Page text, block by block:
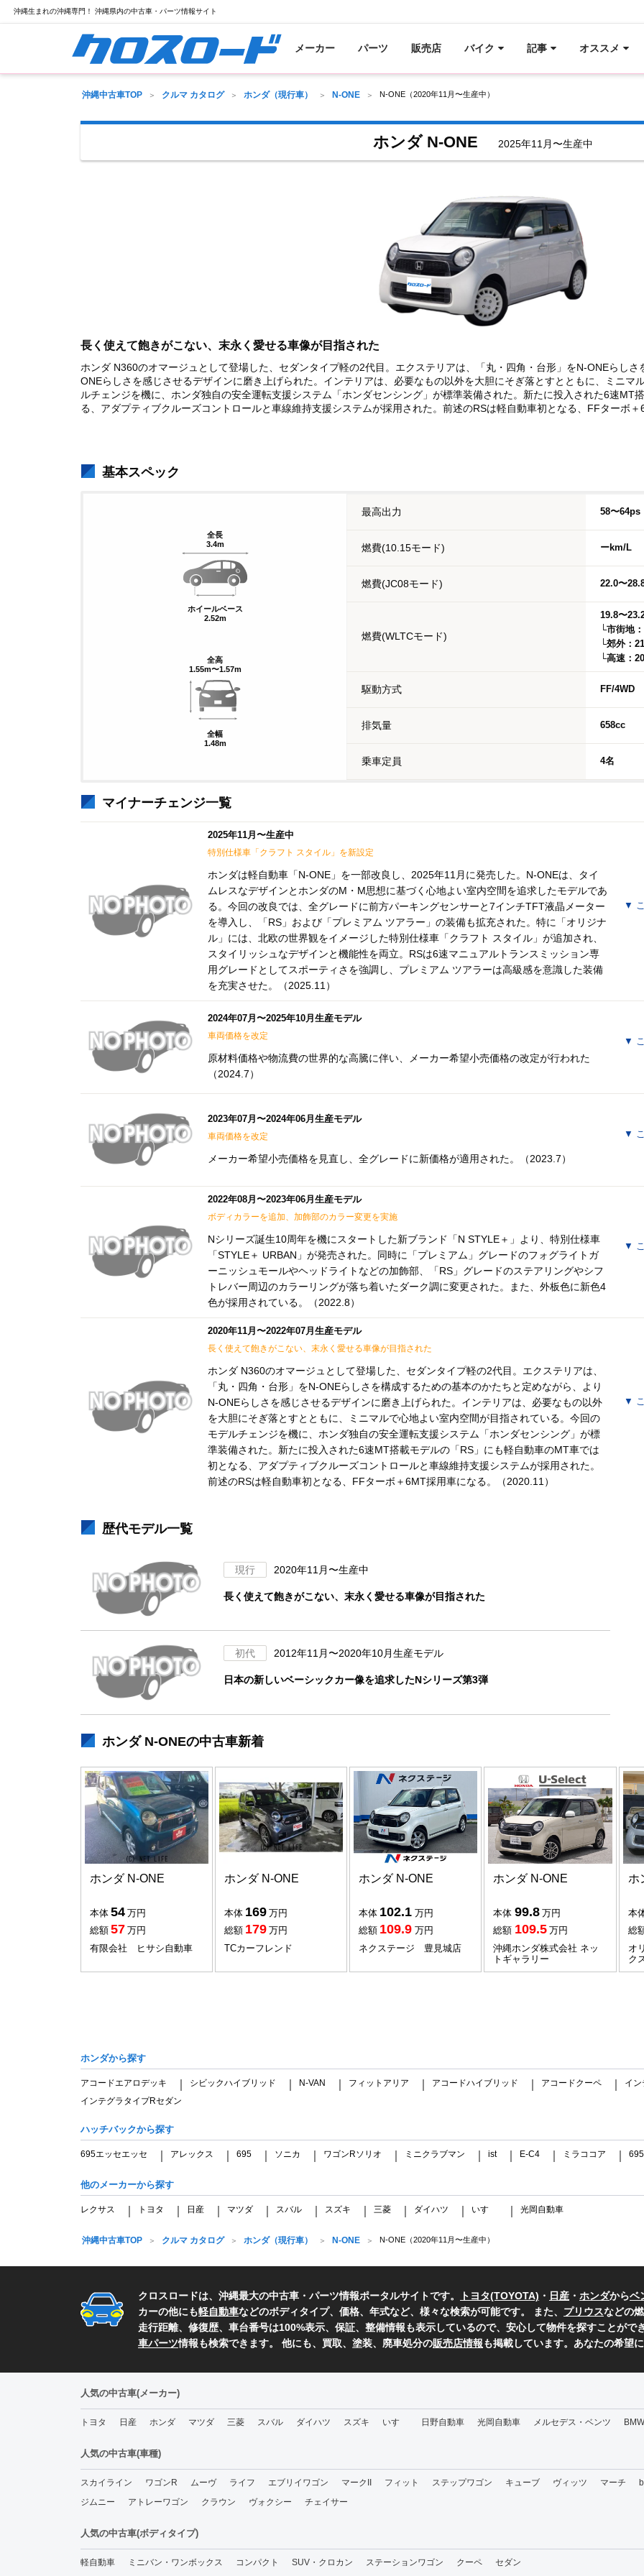
沖縄生まれの沖縄専門！ 沖縄県内の中古車・パーツ情報サイト
メーカー パーツ 販売店 バイク 記事 オススメ
沖縄中古車TOP クルマ カタログ ホンダ（現行車） N-ONE N-ONE（2020年11月〜生産中）
ホンダ N-ONE 2025年11月〜生産中
長く使えて飽きがこない、末永く愛せる車像が目指された
ホンダ N360のオマージュとして登場した、セダンタイプ軽の2代目。エクステリアは、「丸・四角・台形」をN-ONEらし
ONEらしさを感じさせるデザインに磨き上げられた。インテリアは、必要なもの以外を大胆にそぎ落とすとともに、ミニマ
ルチェンジを機に、ホンダ独自の安全運転支援システム「ホンダセンシング」が標準装備された。新たに投入された6速MT
る、アダプティブクルーズコントロールと車線維持支援システムが採用された。前述のRSは軽自動車初となる、FFターボ＋
基本スペック
全長
3.4m
ホイールベース
2.52m
全高
1.55m〜1.57m
全幅
1.48m
最高出力 58〜64ps
燃費(10.15モード) ーkm/L
燃費(JC08モード) 22.0〜
燃費(WLTCモード)
19.8〜
└市街地
└郊外：
└高速：
駆動方式 FF/4WD
排気量 658cc
乗車定員 4名
マイナーチェンジ一覧
2025年11月〜生産中
特別仕様車「クラフト スタイル」を新設定
ホンダは軽自動車「N-ONE」を一部改良し、2025年11月に発売した。N-ONEは、タイ
ムレスなデザインとホンダのM・M思想に基づく心地よい室内空間を追求したモデルであ
る。今回の改良では、全グレードに前方パーキングセンサーと7インチTFT液晶メーター
を導入し、「RS」および「プレミアム ツアラー」の装備も拡充された。特に「オリジナ
ル」には、北欧の世界観をイメージした特別仕様車「クラフト スタイル」が追加され、
スタイリッシュなデザインと機能性を両立。RSは6速マニュアルトランスミッション専
用グレードとしてスポーティさを強調し、プレミアム ツアラーは高級感を意識した装備
を充実させた。（2025.11）
▼
2024年07月〜2025年10月生産モデル
車両価格を改定
原材料価格や物流費の世界的な高騰に伴い、メーカー希望小売価格の改定が行われた
（2024.7）
▼
2023年07月〜2024年06月生産モデル
車両価格を改定
メーカー希望小売価格を見直し、全グレードに新価格が適用された。（2023.7）
▼
2022年08月〜2023年06月生産モデル
ボディカラーを追加、加飾部のカラー変更を実施
Nシリーズ誕生10周年を機にスタートした新ブランド「N STYLE＋」より、特別仕様車
「STYLE＋ URBAN」が発売された。同時に「プレミアム」グレードのフォグライトガ
ーニッシュモールやヘッドライトなどの加飾部、「RS」グレードのステアリングやシフ
トレバー周辺のカラーリングが落ち着いたダーク調に変更された。また、外板色に新色4
色が採用されている。（2022.8）
▼
2020年11月〜2022年07月生産モデル
長く使えて飽きがこない、末永く愛せる車像が目指された
ホンダ N360のオマージュとして登場した、セダンタイプ軽の2代目。エクステリアは、
「丸・四角・台形」をN-ONEらしさを構成するための基本のかたちと定めながら、より
N-ONEらしさを感じさせるデザインに磨き上げられた。インテリアは、必要なもの以外
を大胆にそぎ落とすとともに、ミニマルで心地よい室内空間が目指されている。今回の
モデルチェンジを機に、ホンダ独自の安全運転支援システム「ホンダセンシング」が標
準装備された。新たに投入された6速MT搭載モデルの「RS」にも軽自動車のMT車では
初となる、アダプティブクルーズコントロールと車線維持支援システムが採用された。
前述のRSは軽自動車初となる、FFターボ＋6MT採用車になる。（2020.11）
▼
歴代モデル一覧
現行 2020年11月〜生産中
長く使えて飽きがこない、末永く愛せる車像が目指された
初代 2012年11月〜2020年10月生産モデル
日本の新しいベーシックカー像を追求したNシリーズ第3弾
ホンダ N-ONEの中古車新着
ホンダ N-ONE
本体 54 万円
総額 57 万円
有限会社 ヒサシ自動車
ホンダ N-ONE
本体 169 万円
総額 179 万円
TCカーフレンド
ホンダ N-ONE
本体 102.1 万円
総額 109.9 万円
ネクステージ 豊見城店
ホンダ N-ONE
本体 99.8 万円
総額 109.5 万円
沖縄ホンダ株式会社 ネッ
トギャラリー
ホ
本
総
オ
ク
ホンダから探す
アコードエアロデッキ シビックハイブリッド N-VAN フィットアリア アコードハイブリッド アコードクーペ イン
インテグラタイプRセダン
ハッチバックから探す
695エッセエッセ アレックス 695 ソニカ ワゴンRソリオ ミニクラブマン ist E-C4 ミラココア
他のメーカーから探す
レクサス トヨタ 日産 マツダ スバル スズキ 三菱 ダイハツ いすゞ 光岡自動車
沖縄中古車TOP クルマ カタログ ホンダ（現行車） N-ONE N-ONE（2020年11月〜生産中）
クロスロードは、沖縄最大の中古車・パーツ情報ポータルサイトです。 トヨタ(TOYOTA) ・ 日産 ・ ホンダからベ
カーの他にも軽自動車などのボディタイプ、価格、年式など、様々な検索が可能です。 また、 プリウスなどの
走行距離、修復歴、車台番号は100%表示、保証、整備情報も表示しているので、安心して物件を探すことがで
車パーツ情報も検索できます。 他にも、買取、塗装、廃車処分の販売店情報も掲載しています。あなたの希望
人気の中古車(メーカー)
トヨタ 日産 ホンダ マツダ 三菱 スバル ダイハツ スズキ いすゞ 日野自動車 光岡自動車 メルセデス・ベンツ BMW
人気の中古車(車種)
スカイライン ワゴンR ムーヴ ライフ エブリイワゴン マークII フィット ステップワゴン キューブ ヴィッツ マーチ
ジムニー
アトレーワゴン クラウン ヴォクシー チェイサー
人気の中古車(ボディタイプ)
軽自動車 ミニバン・ワンボックス コンパクト SUV・クロカン ステーションワゴン クーペ セダン